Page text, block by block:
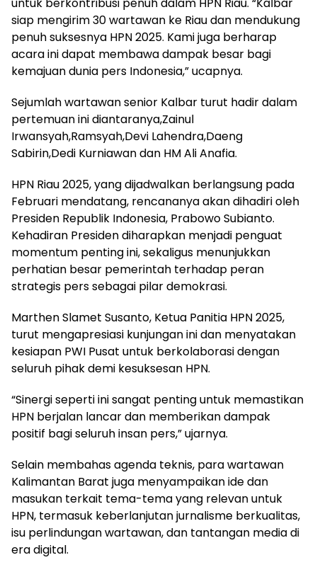
untuk berkontribusi penuh dalam HPN Riau. “Kalbar
siap mengirim 30 wartawan ke Riau dan mendukung
penuh suksesnya HPN 2025. Kami juga berharap
acara ini dapat membawa dampak besar bagi
kemajuan dunia pers Indonesia,” ucapnya.
Sejumlah wartawan senior Kalbar turut hadir dalam
pertemuan ini diantaranya,Zainul
Irwansyah,Ramsyah,Devi Lahendra,Daeng
Sabirin,Dedi Kurniawan dan HM Ali Anafia.
HPN Riau 2025, yang dijadwalkan berlangsung pada
Februari mendatang, rencananya akan dihadiri oleh
Presiden Republik Indonesia, Prabowo Subianto.
Kehadiran Presiden diharapkan menjadi penguat
momentum penting ini, sekaligus menunjukkan
perhatian besar pemerintah terhadap peran
strategis pers sebagai pilar demokrasi.
Marthen Slamet Susanto, Ketua Panitia HPN 2025,
turut mengapresiasi kunjungan ini dan menyatakan
kesiapan PWI Pusat untuk berkolaborasi dengan
seluruh pihak demi kesuksesan HPN.
“Sinergi seperti ini sangat penting untuk memastikan
HPN berjalan lancar dan memberikan dampak
positif bagi seluruh insan pers,” ujarnya.
Selain membahas agenda teknis, para wartawan
Kalimantan Barat juga menyampaikan ide dan
masukan terkait tema-tema yang relevan untuk
HPN, termasuk keberlanjutan jurnalisme berkualitas,
isu perlindungan wartawan, dan tantangan media di
era digital.